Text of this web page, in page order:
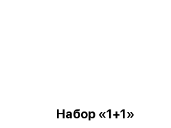
Набор «1+1»